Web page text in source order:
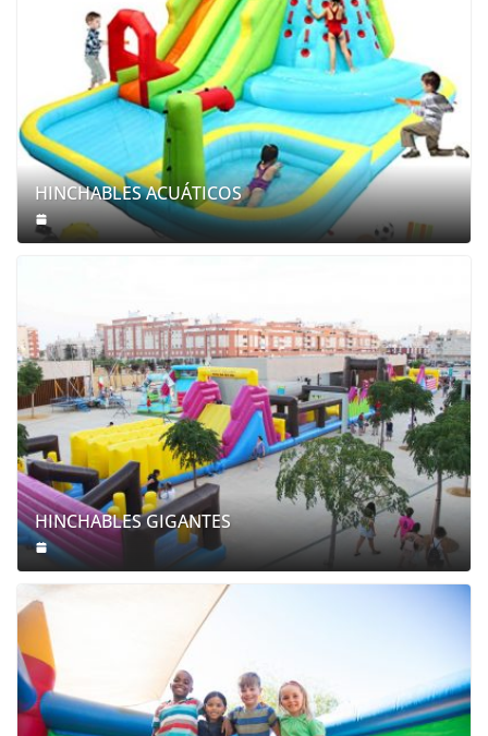
HINCHABLES ACUÁTICOS
HINCHABLES GIGANTES